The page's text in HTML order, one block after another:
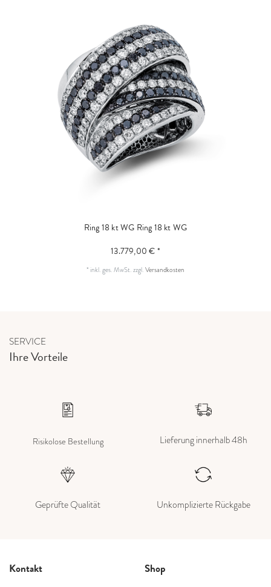
Ring 18 kt WG Ring 18 kt WG
13.779,00 € *
* inkl. ges. MwSt.zzgl.Versandkosten
SERVICE
Ihre Vorteile
Risikolose Bestellung Lieferung innerhalb 48h
Geprüfte Qualität Unkomplizierte Rückgabe
Kontakt Shop